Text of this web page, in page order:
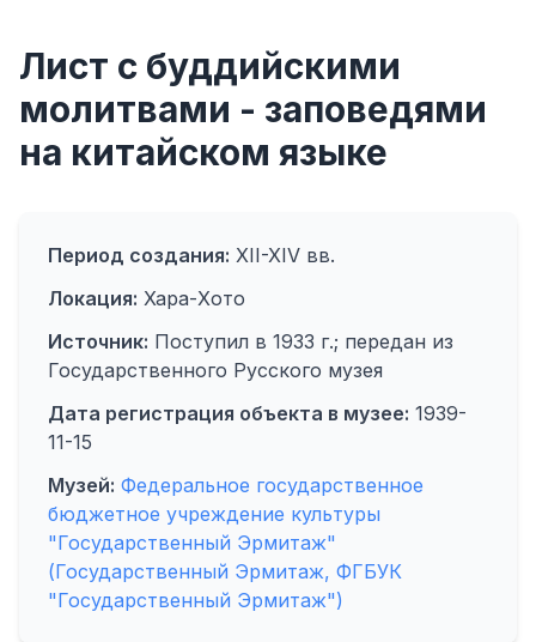
Лист с буддийскими
молитвами - заповедями
на китайском языке
Период создания: XII-XIV вв.
Локация: Хара-Хото
Источник: Поступил в 1933 г.; передан из
Государственного Русского музея
Дата регистрация объекта в музее: 1939-
11-15
Музей: Федеральное государственное
бюджетное учреждение культуры
"Государственный Эрмитаж"
(Государственный Эрмитаж, ФГБУК
"Государственный Эрмитаж")